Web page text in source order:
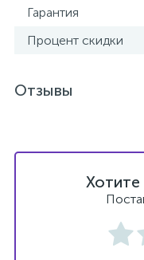
Гарантия
Процент скидки
Отзывы
Хотите